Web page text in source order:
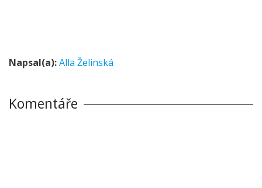
Napsal(a):Alla Želinská
Komentáře